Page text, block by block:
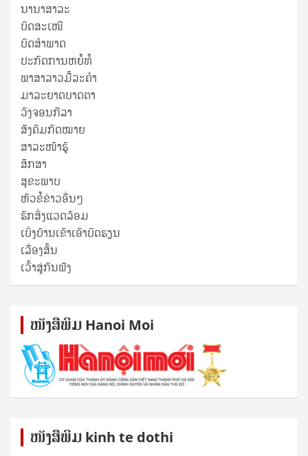
ນານາສາລະ
ບົດສະເໜີ
ບົດສໍາພາດ
ປະກົດການຫຍໍ້ທໍ້
ພາສາລາວມື້ລະຄຳ
ມາລະຍາດບາດຕາ
ວົງຈອນກີລາ
ສັງຄົມກົດໝາຍ
ສາລະໜ້າຮູ້
ສຶກສາ
ສຸ​ຂະ​ພາບ
ຫົວຂໍ້ຂ່າວອື່ນໆ
ຮັກສິ່ງແວດລ້ອມ
ເບິ່ງບ້ານເຂົາເອົາບົດຮຽນ
ເລື່ອງສັ້ນ
ເວົ້າສູ່ກັນຟັງ
ໜັງ​ສື​ພິມ Hanoi Moi
ໜັງ​ສື​ພິມ kinh te dothi